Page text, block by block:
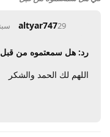
altyar74729 سبتمبر 2009
رد: هل سمعتموه من قبل
اللهم لك الحمد والشكر